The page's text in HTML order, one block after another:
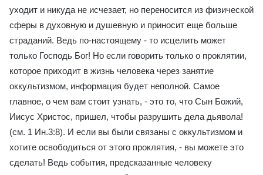
уходит и никуда не исчезает, но переносится из физической
сферы в духовную и душевную и приносит еще больше
страданий. Ведь по-настоящему - то исцелить может
только Господь Бог! Но если говорить только о проклятии,
которое приходит в жизнь человека через занятие
оккультизмом, информация будет неполной. Самое
главное, о чем вам стоит узнать, - это то, что Сын Божий,
Иисус Христос, пришел, чтобы разрушить дела дьявола!
(см. 1 Ин.3:8). И если вы были связаны с оккультизмом и
хотите освободиться от этого проклятия, - вы можете это
сделать! Ведь события, предсказанные человеку